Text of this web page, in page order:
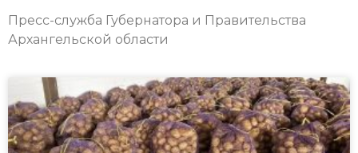
Пресс-служба Губернатора и Правительства
Архангельской области